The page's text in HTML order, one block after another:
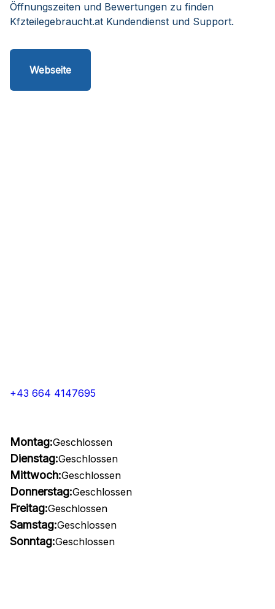
Öffnungszeiten und Bewertungen zu finden
Kfzteilegebraucht.at Kundendienst und Support.
Webseite
+43 664 4147695
Montag:Geschlossen
Dienstag:Geschlossen
Mittwoch:Geschlossen
Donnerstag:Geschlossen
Freitag:Geschlossen
Samstag:Geschlossen
Sonntag:Geschlossen